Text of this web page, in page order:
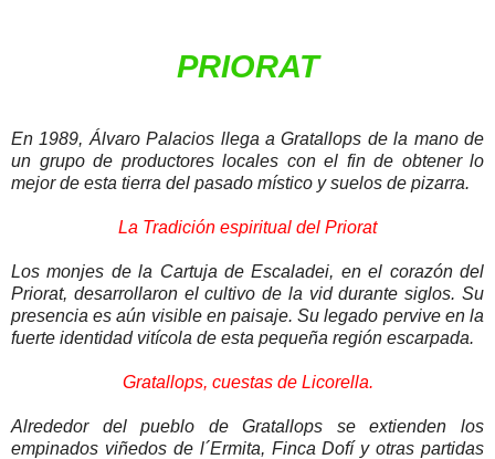
PRIORAT
En 1989, Álvaro Palacios llega a Gratallops de la mano de
un grupo de productores locales con el fin de obtener lo
mejor de esta tierra del pasado místico y suelos de pizarra.
La Tradición espiritual del Priorat
Los monjes de la Cartuja de Escaladei, en el corazón del
Priorat, desarrollaron el cultivo de la vid durante siglos. Su
presencia es aún visible en paisaje. Su legado pervive en la
fuerte identidad vitícola de esta pequeña región escarpada.
Gratallops, cuestas de Licorella.
Alrededor del pueblo de Gratallops se extienden los
empinados viñedos de l´Ermita, Finca Dofí y otras partidas